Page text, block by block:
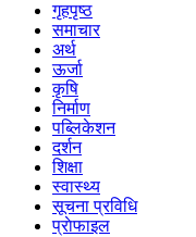
गृहपृष्ठ
समाचार
अर्थ
ऊर्जा
कृषि
निर्माण
पब्लिकेशन
दर्शन
शिक्षा
स्वास्थ्य
सूचना प्रविधि
प्राेफाइल